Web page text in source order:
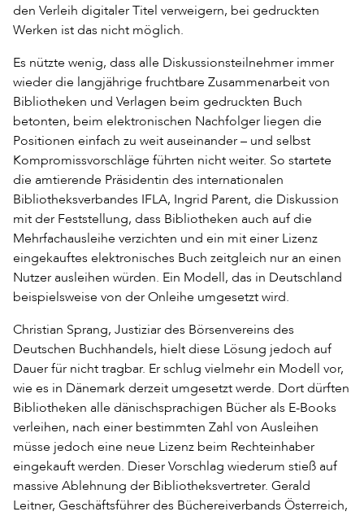
den Verleih digitaler Titel verweigern, bei gedruckten
Werken ist das nicht möglich.
Es nützte wenig, dass alle Diskussionsteilnehmer immer
wieder die langjährige fruchtbare Zusammenarbeit von
Bibliotheken und Verlagen beim gedruckten Buch
betonten, beim elektronischen Nachfolger liegen die
Positionen einfach zu weit auseinander – und selbst
Kompromissvorschläge führten nicht weiter. So startete
die amtierende Präsidentin des internationalen
Bibliotheksverbandes IFLA, Ingrid Parent, die Diskussion
mit der Feststellung, dass Bibliotheken auch auf die
Mehrfachausleihe verzichten und ein mit einer Lizenz
eingekauftes elektronisches Buch zeitgleich nur an einen
Nutzer ausleihen würden. Ein Modell, das in Deutschland
beispielsweise von der Onleihe umgesetzt wird.
Christian Sprang, Justiziar des Börsenvereins des
Deutschen Buchhandels, hielt diese Lösung jedoch auf
Dauer für nicht tragbar. Er schlug vielmehr ein Modell vor,
wie es in Dänemark derzeit umgesetzt werde. Dort dürften
Bibliotheken alle dänischsprachigen Bücher als E-Books
verleihen, nach einer bestimmten Zahl von Ausleihen
müsse jedoch eine neue Lizenz beim Rechteinhaber
eingekauft werden. Dieser Vorschlag wiederum stieß auf
massive Ablehnung der Bibliotheksvertreter. Gerald
Leitner, Geschäftsführer des Büchereiverbands Österreich,